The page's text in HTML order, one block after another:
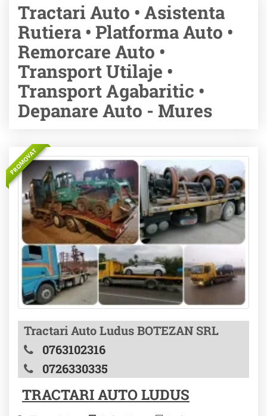
Tractari Auto • Asistenta
Rutiera • Platforma Auto •
Remorcare Auto •
Transport Utilaje •
Transport Agabaritic •
Depanare Auto - Mures
PROMOVAT
Tractari Auto Ludus BOTEZAN SRL
0763102316
0726330335
TRACTARI AUTO LUDUS